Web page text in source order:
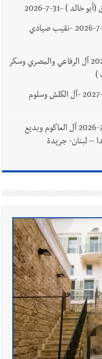
) -31-7-2026
وفاة الحاج مصطفى محمود بوجي -31-7-2026 -نقيب صيادي
وفاة الحاج نور الدين الرفاعي 30-7-2026 آل الرفاعي والمصري وسكر
)
وفاة الحاج حسن حسين الكلش -28-7-2027 -آل الكلش وسلوم
وفاة الحاجة غزالة محمد العاكوم 28-7-2026 آل العاكوم وبديع
– لبنان- جريدة